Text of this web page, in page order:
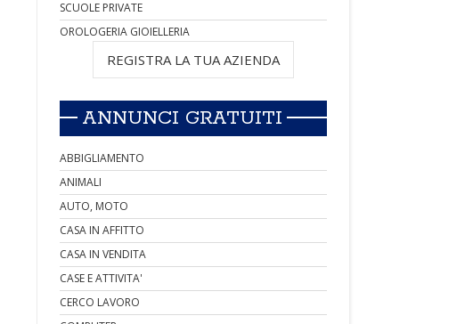
SCUOLE PRIVATE
OROLOGERIA GIOIELLERIA
REGISTRA LA TUA AZIENDA
ANNUNCI GRATUITI
ABBIGLIAMENTO
ANIMALI
AUTO, MOTO
CASA IN AFFITTO
CASA IN VENDITA
CASE E ATTIVITA'
CERCO LAVORO